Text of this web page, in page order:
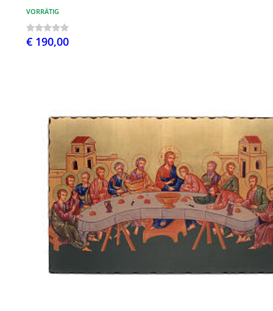
VORRÄTIG
€ 190,00